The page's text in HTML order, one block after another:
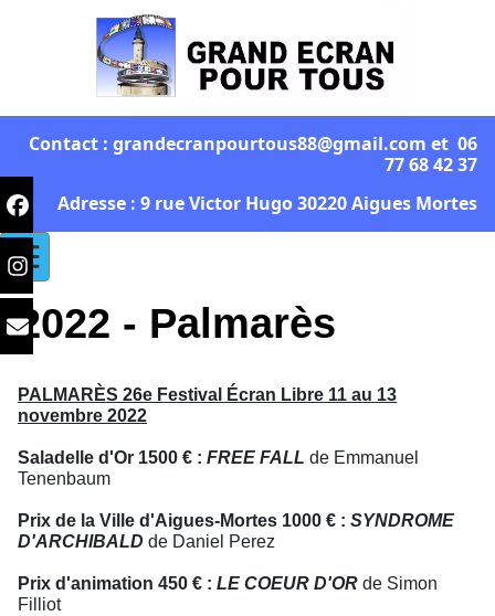
Contact : grandecranpourtous88@gmail.com et 06
77 68 42 37
Adresse : 9 rue Victor Hugo 30220 Aigues Mortes
2022 - Palmarès
PALMARÈS 26e Festival Écran Libre 11 au 13
novembre 2022
Saladelle d'Or 1500 € : FREE FALL de Emmanuel
Tenenbaum
Prix de la Ville d'Aigues-Mortes 1000 € : SYNDROME
D'ARCHIBALD de Daniel Perez
Prix d'animation 450 € : LE COEUR D'OR de Simon
Filliot